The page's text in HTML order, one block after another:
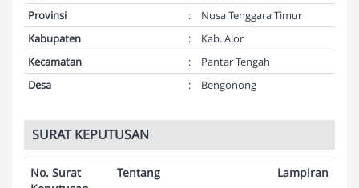
Provinsi
:
Nusa Tenggara Timur
Kabupaten
:
Kab. Alor
Kecamatan
:
Pantar Tengah
Desa
: Bengonong
SURAT KEPUTUSAN
No. Surat
Tentang Lampiran